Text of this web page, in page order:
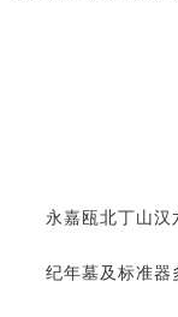
永嘉瓯北丁山汉
纪年墓及标准器